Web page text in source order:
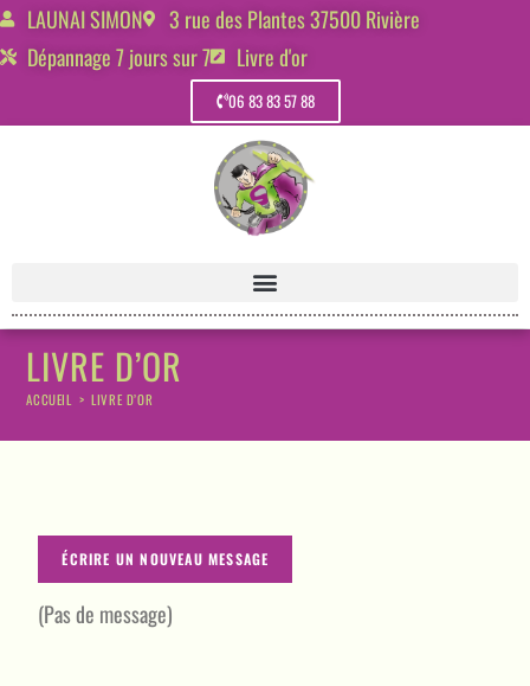
LAUNAI SIMON
3 rue des Plantes 37500 Rivière
Dépannage 7 jours sur 7
Livre d'or
06 83 83 57 88
LIVRE D’OR
ACCUEIL > LIVRE D’OR
(Pas de message)